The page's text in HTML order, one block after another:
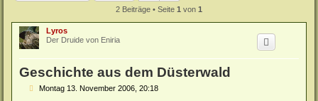
2 Beiträge • Seite 1 von 1
Lyros
Der Druide von Eniria
Geschichte aus dem Düsterwald
BMontag 13. November 2006, 20:18